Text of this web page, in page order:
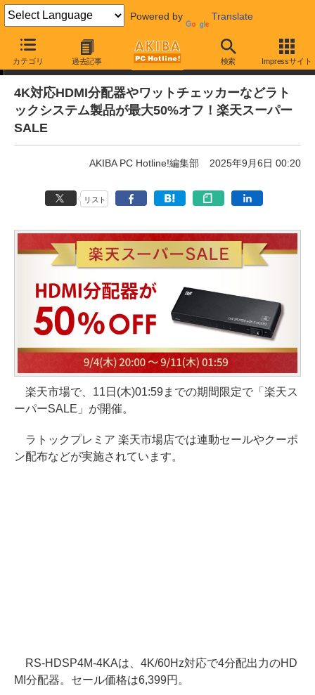
Powered by Translate
カテゴリ 過去記事 検索 Impressサイト
通販セール
4K対応HDMI分配器やワットチェッカーなどラト
ックシステム製品が最大50%オフ！楽天スーパー
SALE
AKIBA PC Hotline!編集部 2025年9月6日 00:20
リスト
楽天市場で、11日(木)01:59までの期間限定で「楽天ス
ーパーSALE」が開催。
ラトックプレミア 楽天市場店では連動セールやクーポ
ン配布などが実施されています。
RS-HDSP4M-4KAは、4K/60Hz対応で4分配出力のHD
MI分配器。セール価格は6,399円。